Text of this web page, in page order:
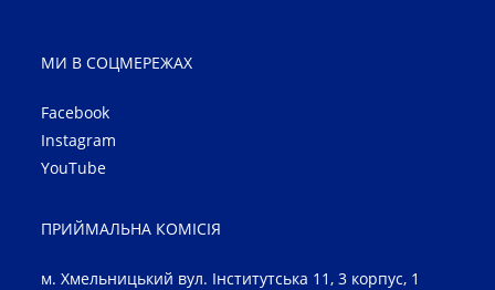
МИ В СОЦМЕРЕЖАХ
Facebook
Instagram
YouTube
ПРИЙМАЛЬНА КОМІСІЯ
м. Хмельницький вул. Інститутська 11, 3 корпус, 1